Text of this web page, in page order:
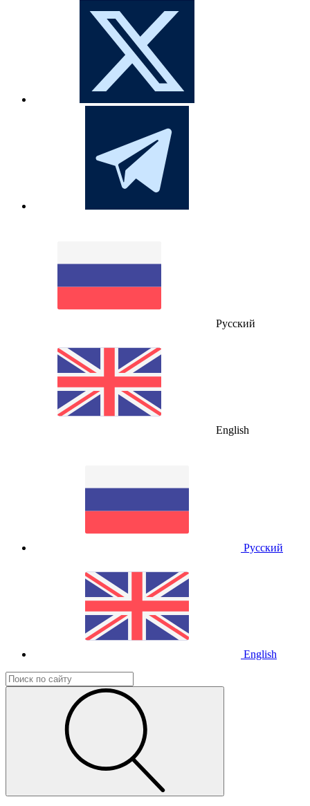
Русский
English
Русский
English